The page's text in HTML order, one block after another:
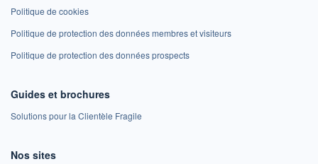
Politique de cookies
Politique de protection des données membres et visiteurs
Politique de protection des données prospects
Guides et brochures
Solutions pour la Clientèle Fragile
Nos sites